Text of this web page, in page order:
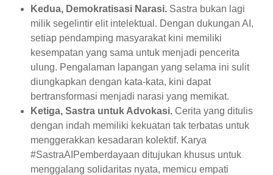
Kedua, Demokratisasi Narasi. Sastra bukan lagi
milik segelintir elit intelektual. Dengan dukungan AI,
setiap pendamping masyarakat kini memiliki
kesempatan yang sama untuk menjadi pencerita
ulung. Pengalaman lapangan yang selama ini sulit
diungkapkan dengan kata-kata, kini dapat
bertransformasi menjadi narasi yang memikat.
Ketiga, Sastra untuk Advokasi. Cerita yang ditulis
dengan indah memiliki kekuatan tak terbatas untuk
menggerakkan kesadaran kolektif. Karya
#SastraAIPemberdayaan ditujukan khusus untuk
menggalang solidaritas nyata, memicu empati